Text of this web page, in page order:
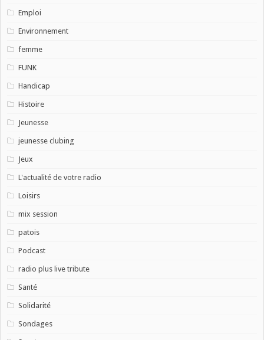
Emploi
Environnement
femme
FUNK
Handicap
Histoire
Jeunesse
jeunesse clubing
Jeux
L'actualité de votre radio
Loisirs
mix session
patois
Podcast
radio plus live tribute
Santé
Solidarité
Sondages